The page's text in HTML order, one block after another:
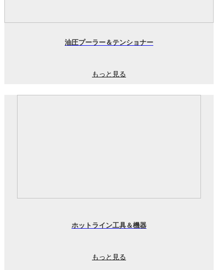
油圧プーラー＆テンショナー
もっと見る
ホットライン工具＆機器
もっと見る